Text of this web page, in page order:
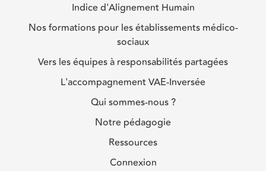
Indice d'Alignement Humain
Nos formations pour les établissements médico-
sociaux
Vers les équipes à responsabilités partagées
L'accompagnement VAE-Inversée
Qui sommes-nous ?
Notre pédagogie
Ressources
Connexion